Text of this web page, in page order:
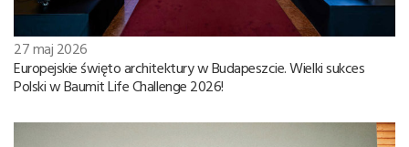
27 maj 2026
Europejskie święto architektury w Budapeszcie. Wielki sukces
Polski w Baumit Life Challenge 2026!